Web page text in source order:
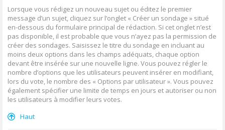
Lorsque vous rédigez un nouveau sujet ou éditez le premier
message d’un sujet, cliquez sur l’onglet « Créer un sondage » situé
en-dessous du formulaire principal de rédaction. Si cet onglet n’est
pas disponible, il est probable que vous n’ayez pas la permission de
créer des sondages. Saisissez le titre du sondage en incluant au
moins deux options dans les champs adéquats, chaque option
devant être insérée sur une nouvelle ligne. Vous pouvez régler le
nombre d’options que les utilisateurs peuvent insérer en modifiant,
lors du vote, le nombre des « Options par utilisateur ». Vous pouvez
également spécifier une limite de temps en jours et autoriser ou non
les utilisateurs à modifier leurs votes.
Haut